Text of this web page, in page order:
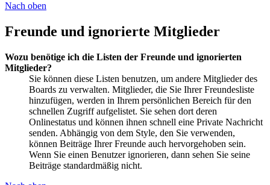
Nach oben
Freunde und ignorierte Mitglieder
Wozu benötige ich die Listen der Freunde und ignorierten
Mitglieder?
Sie können diese Listen benutzen, um andere Mitglieder des
Boards zu verwalten. Mitglieder, die Sie Ihrer Freundesliste
hinzufügen, werden in Ihrem persönlichen Bereich für den
schnellen Zugriff aufgelistet. Sie sehen dort deren
Onlinestatus und können ihnen schnell eine Private Nachricht
senden. Abhängig von dem Style, den Sie verwenden,
können Beiträge Ihrer Freunde auch hervorgehoben sein.
Wenn Sie einen Benutzer ignorieren, dann sehen Sie seine
Beiträge standardmäßig nicht.